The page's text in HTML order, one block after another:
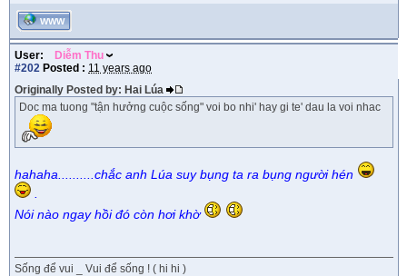
WWW
User:
Diễm Thu
#202 Posted : 11 years ago
Originally Posted by: Hai Lúa
Doc ma tuong "tận hưởng cuộc sống" voi bo nhi' hay gi te' dau la voi nhac
hahaha..........chắc anh Lúa suy bụng ta ra bụng người hén
Nói nào ngay hồi đó còn hơi khờ
Sống để vui _ Vui để sống ! ( hi hi )